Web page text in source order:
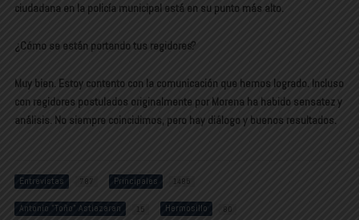
ciudadana en la policía municipal está en su punto más alto.
¿Cómo se están portando tus regidores?
Muy bien. Estoy contento con la comunicación que hemos logrado. Incluso
con regidores postulados originalmente por Morena ha habido sensatez y
análisis. No siempre coincidimos, pero hay diálogo y buenos resultados.
Entrevistas 787 Principales 1485
Antonio "Toño" Astiazaran 15 Hermosillo 80